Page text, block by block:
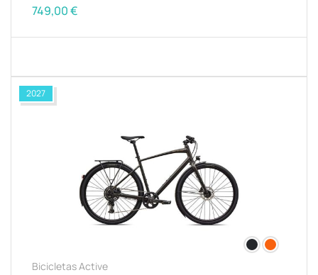
749,00€
2027
Bicicletas Active